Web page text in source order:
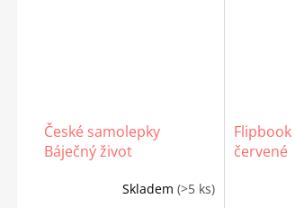
České samolepky
Báječný život
Skladem (>5 ks)
červené